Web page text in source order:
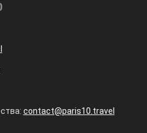
contact@paris10.travel